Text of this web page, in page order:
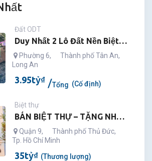
Đất ODT
Duy Nhất 2 Lô Đất Nền Biệt
Thự Tại Long An – Trung Tâm
Hành Chính Mới
Phường 6, Thành phố Tân An,
Long An
3.95tỷ₫ Tổng (Cố định)
Biệt thự
BÁN BIỆT THỰ – TẶNG NHÀ
PHỐ 35 TỶ SIMCITY THỦ ĐỨC
Quận 9, Thành phố Thủ Đức,
Tp. Hồ Chí Minh
35tỷ₫ (Thương lượng)